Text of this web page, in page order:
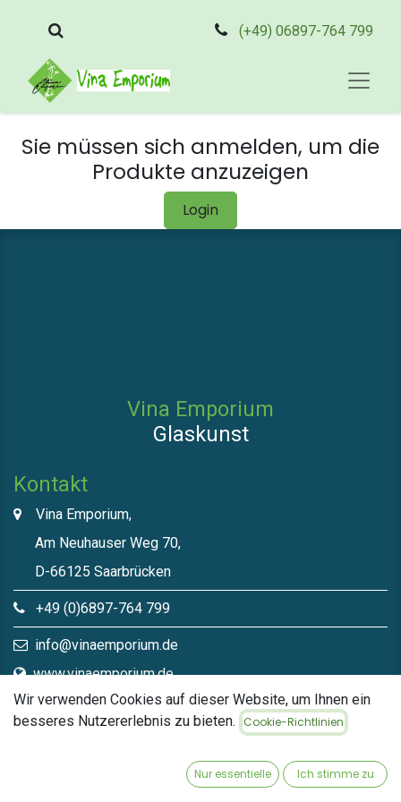
(+49) 06897-764 799
Sie müssen sich anmelden, um die
Produkte anzuzeigen
Login
Vina Emporium
Glaskunst
Kontakt
Vina Emporium,
Am Neuhauser Weg 70,
D-66125 Saarbrücken
+49 (0)6897-764 799
info@vinaemporium.de
www.vinaemporium.de
Direktlinks​
Wir verwenden Cookies auf dieser Website, um Ihnen ein
besseres Nutzererlebnis zu bieten.
Cookie-Richtlinien
Nur essentielle Ich stimme zu